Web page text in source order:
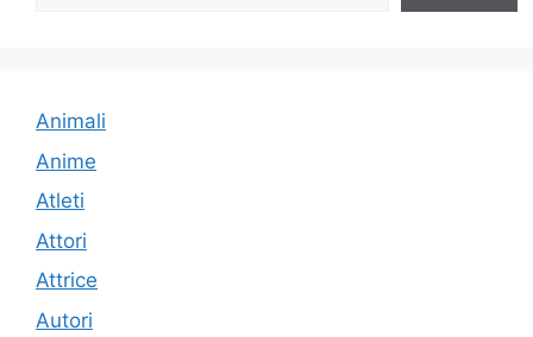
Animali
Anime
Atleti
Attori
Attrice
Autori